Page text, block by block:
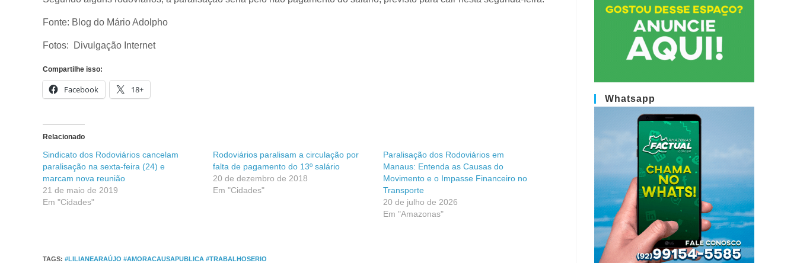
Fonte: Blog do Mário Adolpho
Fotos: Divulgação Internet
Compartilhe isso:
Facebook 18+
Relacionado
Sindicato dos Rodoviários cancelam
paralisação na sexta-feira (24) e
marcam nova reunião
21 de maio de 2019
Em "Cidades"
Rodoviários paralisam a circulação por
falta de pagamento do 13º salário
20 de dezembro de 2018
Em "Cidades"
Paralisação dos Rodoviários em
Manaus: Entenda as Causas do
Movimento e o Impasse Financeiro no
Transporte
20 de julho de 2026
Em "Amazonas"
TAGS: #LILIANEARAÚJO #AMORACAUSAPUBLICA #TRABALHOSERIO
Whatsapp